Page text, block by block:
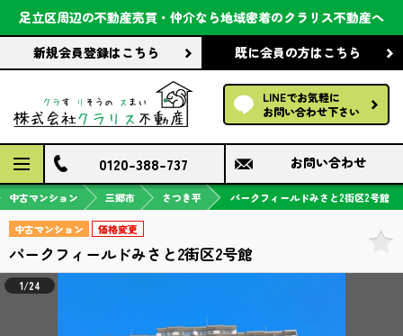
足立区周辺の不動産売買・仲介なら地域密着のクラリス不動産へ
新規会員登録はこちら 既に会員の方はこちら
LINEでお気軽に
お問い合わせ下さい
会社案内
前回の履歴で探す
保存した条件で探す
検討中の物件
0120-388-737 お問い合わせ
中古マンション 三郷市 さつき平 パークフィールドみさと2街区2号館
中古マンション 価格変更
パークフィールドみさと2街区2号館
1/24